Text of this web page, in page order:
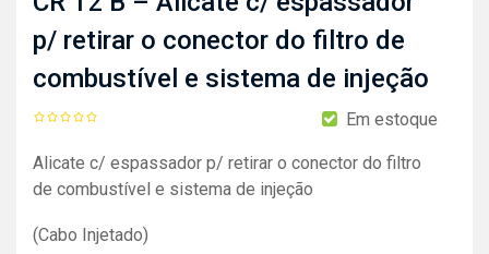
p/ retirar o conector do filtro de
combustível e sistema de injeção
Em estoque
Alicate c/ espassador p/ retirar o conector do filtro
de combustível e sistema de injeção
(Cabo Injetado)